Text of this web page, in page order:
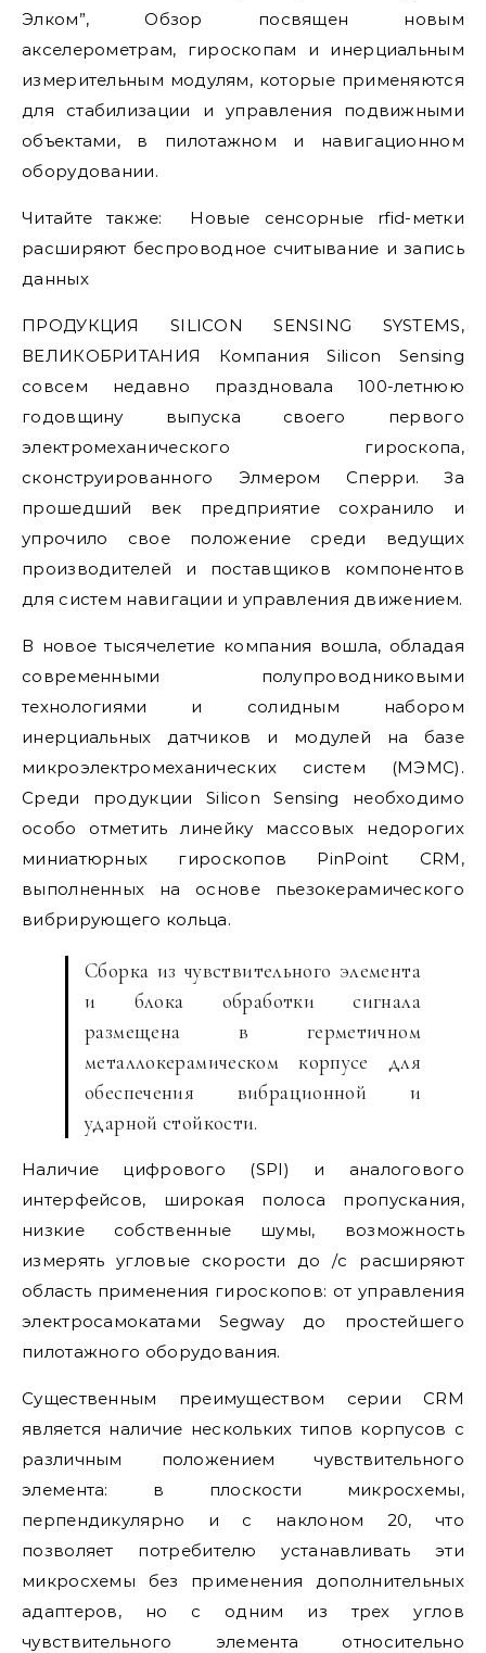
Элком”, Обзор посвящен новым
акселерометрам, гироскопам и инерциальным
измерительным модулям, которые применяются
для стабилизации и управления подвижными
объектами, в пилотажном и навигационном
оборудовании.
Читайте также:
Новые сенсорные rfid-метки
расширяют беспроводное считывание и запись
данных
ПРОДУКЦИЯ SILICON SENSING SYSTEMS,
ВЕЛИКОБРИТАНИЯ Компания Silicon Sensing
совсем недавно праздновала 100-летнюю
годовщину выпуска своего первого
электромеханического гироскопа,
сконструированного Элмером Сперри. За
прошедший век предприятие сохранило и
упрочило свое положение среди ведущих
производителей и поставщиков компонентов
для систем навигации и управления движением.
В новое тысячелетие компания вошла, обладая
современными полупроводниковыми
технологиями и солидным набором
инерциальных датчиков и модулей на базе
микроэлектромеханических систем (МЭМС).
Среди продукции Silicon Sensing необходимо
особо отметить линейку массовых недорогих
миниатюрных гироскопов PinPoint CRM,
выполненных на основе пьезокерамического
вибрирующего кольца.
Сборка из чувствительного элемента
и блока обработки сигнала
размещена в герметичном
металлокерамическом корпусе для
обеспечения вибрационной и
ударной стойкости.
Наличие цифрового (SPI) и аналогового
интерфейсов, широкая полоса пропускания,
низкие собственные шумы, возможность
измерять угловые скорости до /с расширяют
область применения гироскопов: от управления
электросамокатами Segway до простейшего
пилотажного оборудования.
Существенным преимуществом серии CRM
является наличие нескольких типов корпусов с
различным положением чувствительного
элемента: в плоскости микросхемы,
перпендикулярно и с наклоном 20, что
позволяет потребителю устанавливать эти
микросхемы без применения дополнительных
адаптеров, но с одним из трех углов
чувствительного элемента относительно